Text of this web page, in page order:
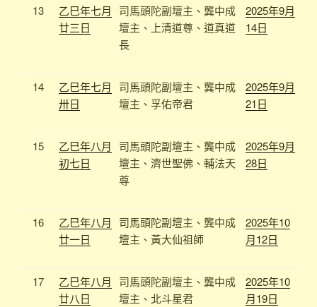
13
乙巳年七月
廿三日
司馬頭陀副壇主、龔中成
壇主、上清道尊、道真道
長
2025年9月
14日
14
乙巳年七月
卅日
司馬頭陀副壇主、龔中成
壇主、 孚佑帝君
2025年9月
21日
15
乙巳年八月
初七日
司馬頭陀副壇主、龔中成
壇主、 濟世聖佛、輔法天
尊
2025年9月
28日
16
乙巳年八月
廿一日
司馬頭陀副壇主、龔中成
壇主、黃大仙祖師
2025年10
月12日
17
乙巳年八月
廿八日
司馬頭陀副壇主、龔中成
壇主、北斗星君
2025年10
月19日